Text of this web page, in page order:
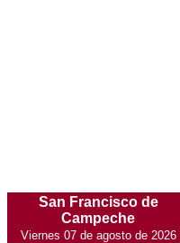
San Francisco de
Campeche
Viernes 07 de agosto de 2026